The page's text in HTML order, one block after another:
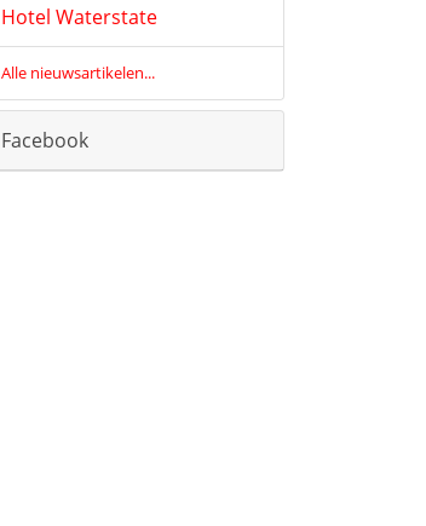
Hotel Waterstate
Alle nieuwsartikelen...
Facebook